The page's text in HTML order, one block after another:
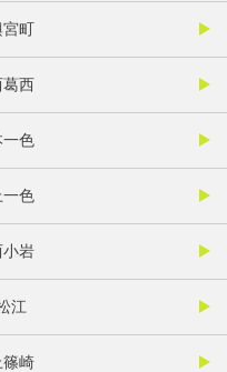
宮町
葛西
一色
一色
小岩
江
篠崎